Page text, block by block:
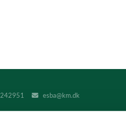
esba@km.dk